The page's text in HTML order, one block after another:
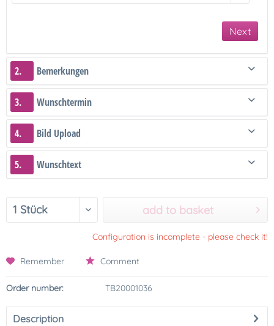
Next
2. Bemerkungen
3. Wunschtermin
4. Bild Upload
5. Wunschtext
add to basket
Configuration is incomplete - please check it!
Remember Comment
Order number: TB20001036
Description